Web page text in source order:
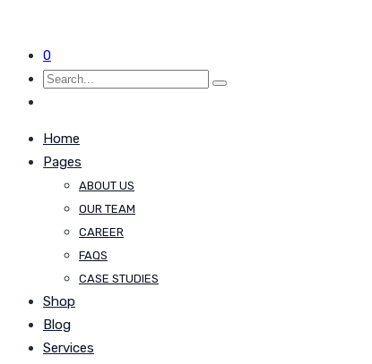
0
Home
Pages
ABOUT US
OUR TEAM
CAREER
FAQS
CASE STUDIES
Shop
Blog
Services